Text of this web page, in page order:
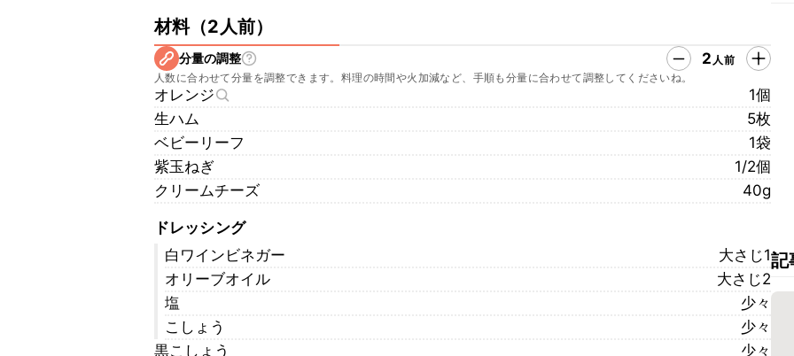
材料（2人前）
分量の調整 2 人前
人数に合わせて分量を調整できます。料理の時間や火加減など、手順も分量に合わせて調整してくださいね。
オレンジ
1個
生ハム
5枚
ベビーリーフ
1袋
紫玉ねぎ
1/2個
クリームチーズ
40g
ドレッシング
白ワインビネガー
大さじ1
オリーブオイル
大さじ2
塩
少々
こしょう
少々
黒こしょう
少々
記